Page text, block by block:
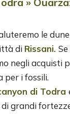
le
di Rissani.
negli acquisti
per i fossili.
di Todra
grandi